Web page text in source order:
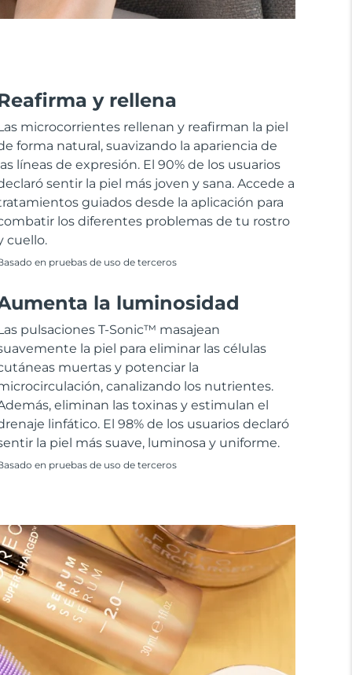
y rellena
microcorrientes rellenan y reafirman la piel
forma natural, suavizando la apariencia de
líneas de expresión. El 90% de los usuarios
sentir la piel más joven y sana. Accede a
guiados desde la aplicación para
los diferentes problemas de tu rostro
cuello.
en pruebas de uso de terceros
la luminosidad
pulsaciones T-Sonic™ masajean
la piel para eliminar las células
muertas y potenciar la
canalizando los nutrientes.
eliminan las toxinas y estimulan el
linfático. El 98% de los usuarios declaró
la piel más suave, luminosa y uniforme.
en pruebas de uso de terceros